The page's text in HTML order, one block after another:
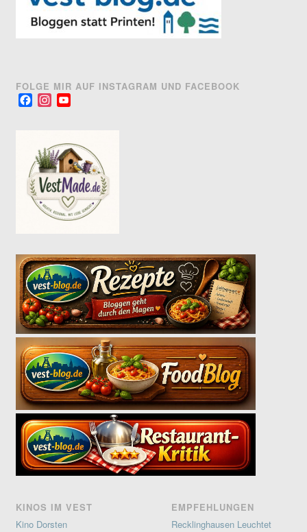
FOLGE MIR AUF INSTAGRAM UND FACEBOOK
FacebookInstagram
KINOS IM VEST
Kino Dorsten
EMPFEHLUNGEN
Recklinghausen Leuchtet